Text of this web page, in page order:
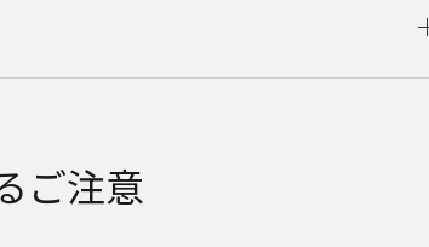
ご注意